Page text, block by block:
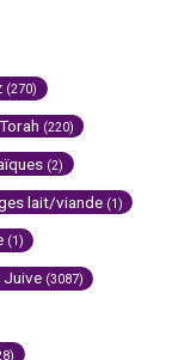
(270)
(220)
(2)
lait/viande (1)
(1)
Juive (3087)